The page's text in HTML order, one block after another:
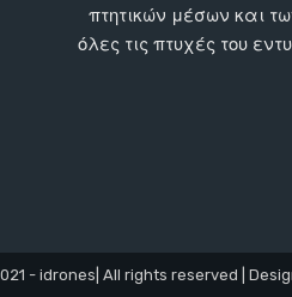
πτητικών μέσων και
όλες τις πτυχές του
- idrones| All rights reserved |